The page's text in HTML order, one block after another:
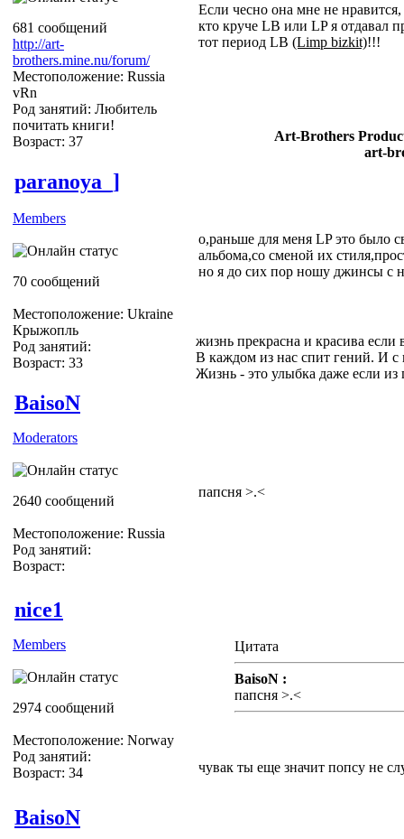
681 сообщений
http://art-
brothers.mine.nu/forum/
Местоположение: Russia
vRn
Род занятий: Любитель
почитать книги!
Возраст: 37
Если чесно она мне не
кто круче LB или LP я отдавал
тот период LB (Limp bizkit)!!!
Art-Brothers
art-
paranoya_]
Members
70 сообщений
Местоположение: Ukraine
Крыжопль
Род занятий:
Возраст: 33
о,раньше для меня LP это было
альбома,со сменой их
но я до сих пор ношу джинсы с
жизнь прекрасна и красива
В каждом из нас спит гений. И
Жизнь - это улыбка даже если из
BaisoN
Moderators
2640 сообщений
Местоположение: Russia
Род занятий:
Возраст:
папсня >.<
nice1
Members
2974 сообщений
Местоположение: Norway
Род занятий:
Возраст: 34
Цитата
BaisoN :
папсня >.<
чувак ты еще значит попсу не
BaisoN